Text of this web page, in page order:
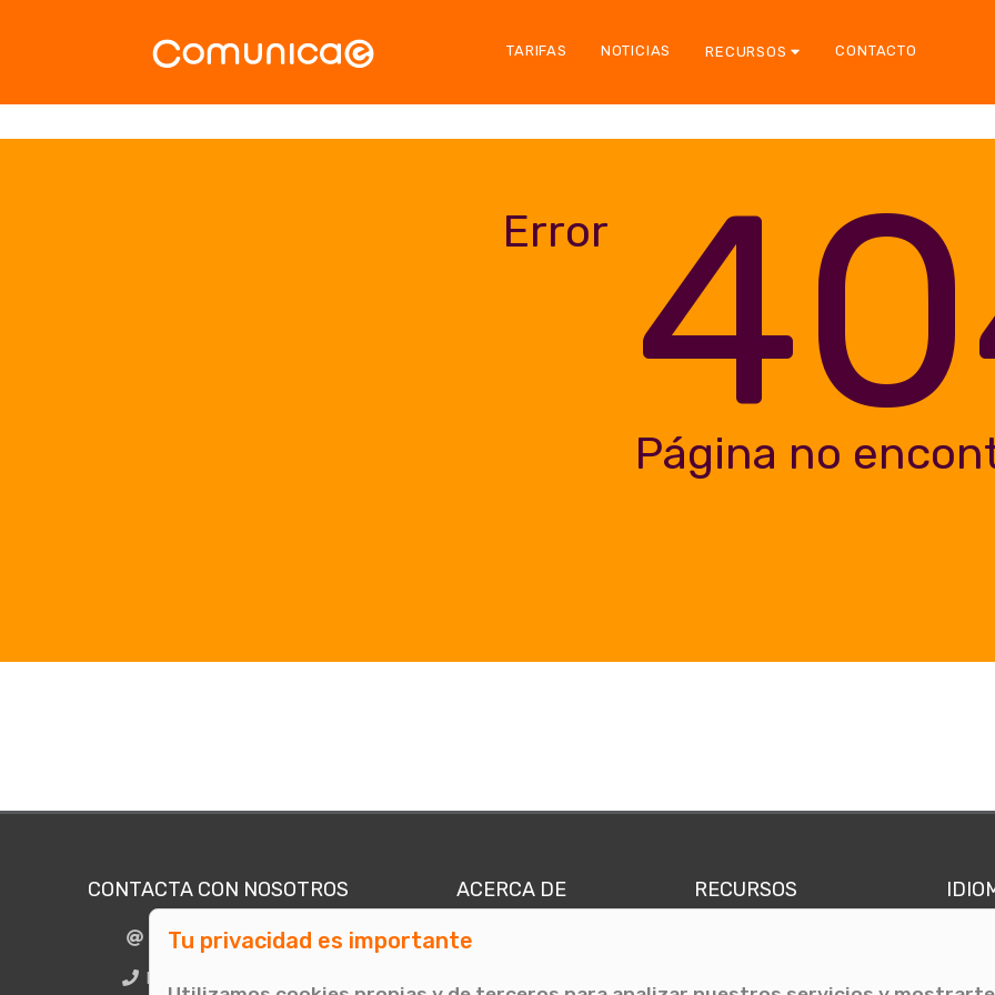
TARIFAS NOTICIAS RECURSOS CONTACTO
Error
Página no
CONTACTA CON NOSOTROS
info@comunicae.com
BCN + 34 931 702 774
ACERCA DE
Quiénes somos
RECURSOS
Tu privacidad es importante